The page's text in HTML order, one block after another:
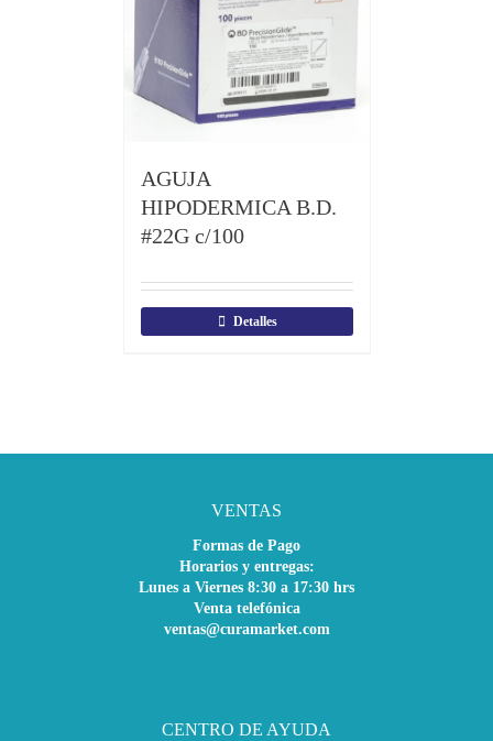
AGUJA
HIPODERMICA B.D.
#22G c/100
Detalles
VENTAS
Formas de Pago
Horarios y entregas:
Lunes a Viernes 8:30 a 17:30 hrs
Venta telefónica
ventas@curamarket.com
CENTRO DE AYUDA